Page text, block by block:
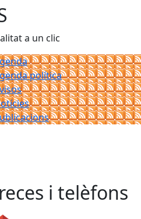
a un clic
política
i telèfons